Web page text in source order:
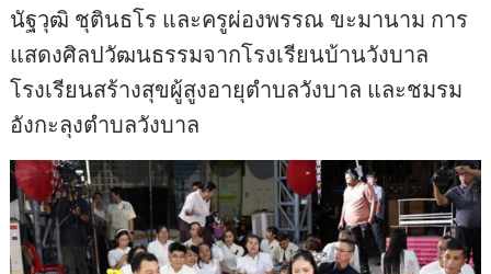
นัฐวุฒิ ชุตินธโร และครูผ่องพรรณ ขะมานาม การ
แสดงศิลปวัฒนธรรมจากโรงเรียนบ้านวังบาล
โรงเรียนสร้างสุขผู้สูงอายุตำบลวังบาล และชมรม
อังกะลุงตำบลวังบาล